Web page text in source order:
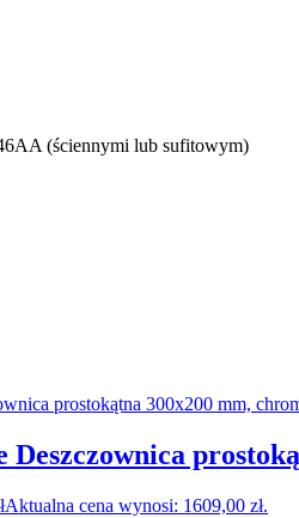
(ściennymi lub sufitowym)
Aktualna cena wynosi: 1609,00 zł.